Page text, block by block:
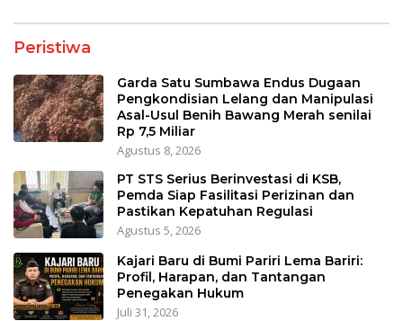
Peristiwa
Garda Satu Sumbawa Endus Dugaan
Pengkondisian Lelang dan Manipulasi
Asal-Usul Benih Bawang Merah senilai
Rp 7,5 Miliar
Agustus 8, 2026
PT STS Serius Berinvestasi di KSB,
Pemda Siap Fasilitasi Perizinan dan
Pastikan Kepatuhan Regulasi
Agustus 5, 2026
Kajari Baru di Bumi Pariri Lema Bariri:
Profil, Harapan, dan Tantangan
Penegakan Hukum
Juli 31, 2026